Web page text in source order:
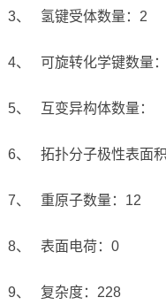
3、 氢键受体数量：2
4、 可旋转化学键数量
5、 互变异构体数量：
6、 拓扑分子极性表面
7、 重原子数量：12
8、 表面电荷：0
9、 复杂度：228